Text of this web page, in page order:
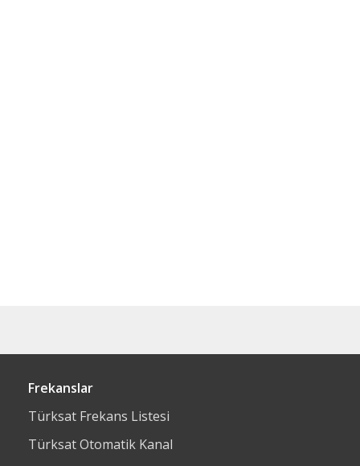
Frekanslar
Türksat Frekans Listesi
Türksat Otomatik Kanal